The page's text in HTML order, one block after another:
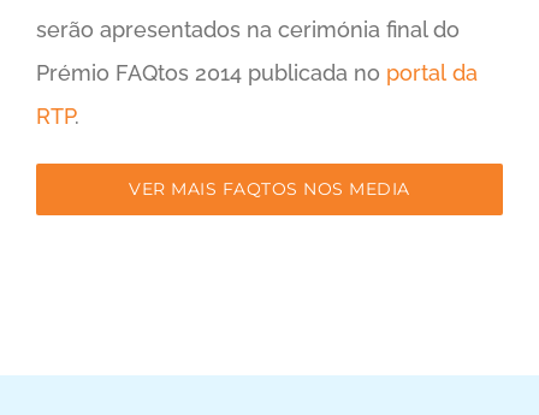
serão apresentados na cerimónia final do
Prémio FAQtos 2014 publicada no portal da
RTP.
VER MAIS FAQTOS NOS MEDIA